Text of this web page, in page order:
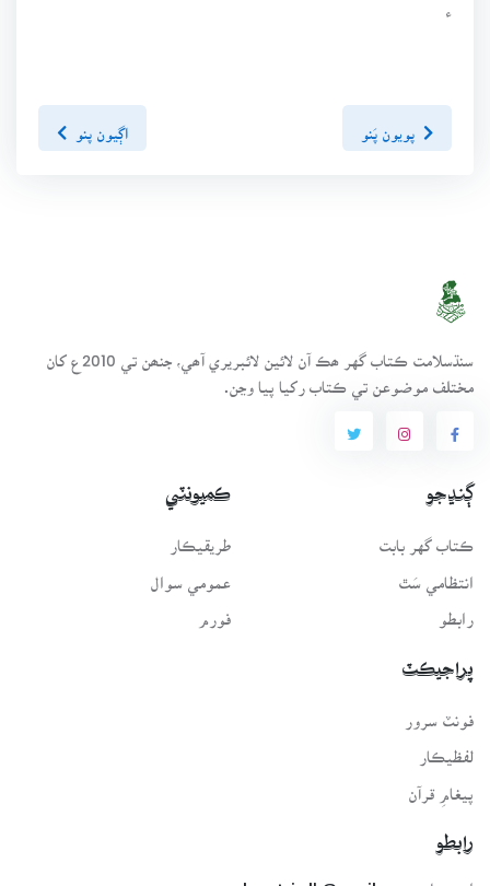
پويون پَنو اڳيون پنو
سنڌسلامت ڪتاب گهر ھڪ آن لائين لائبريري آھي، جنھن تي 2010ع کان
مختلف موضوعن تي ڪتاب رکيا پيا وڃن.
ڳنڍجو
ڪتاب گهر بابت
انتظامي سَٿ
رابطو
ڪميونٽي
طريقيڪار
عمومي سوال
فورم
پراجيڪٽ
لفظيڪار
پيغامِ قرآن
رابطو
اي-ميل: